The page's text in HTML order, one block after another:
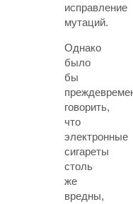
исправление
мутаций.
Однако
было
бы
говорить,
что
электронные
сигареты
столь
же
вредны,